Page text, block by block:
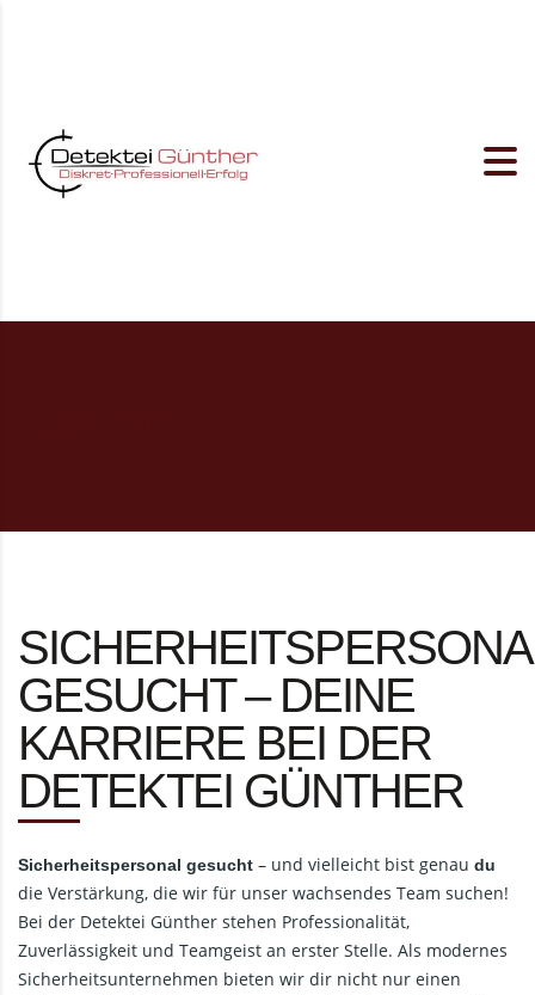
GESUCHT – DEINE
KARRIERE BEI DER
DETEKTEI GÜNTHER
Sicherheitspersonal gesucht – und vielleicht bist genau du
die Verstärkung, die wir für unser wachsendes Team suchen!
Bei der Detektei Günther stehen Professionalität,
Zuverlässigkeit und Teamgeist an erster Stelle. Als modernes
Sicherheitsunternehmen bieten wir dir nicht nur einen